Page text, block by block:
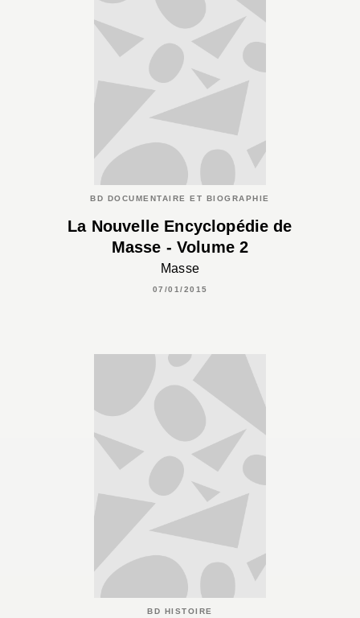
BD DOCUMENTAIRE ET BIOGRAPHIE
La Nouvelle Encyclopédie de
Masse - Volume 2
Masse
07/01/2015
BD HISTOIRE